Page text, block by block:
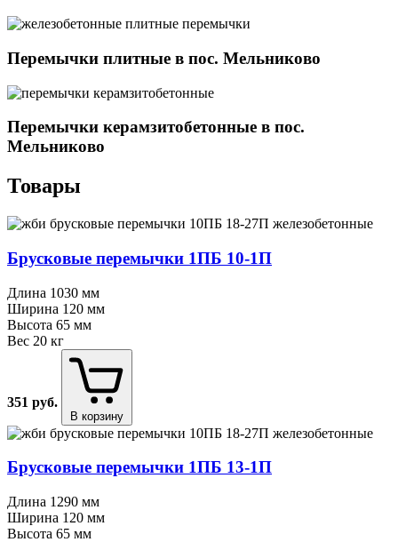
Перемычки плитные в пос. Мельниково
Перемычки керамзитобетонные в пос.
Мельниково
Товары
Брусковые перемычки 1ПБ 10⁠-⁠1П
Длина 1030 мм
Ширина 120 мм
Высота 65 мм
Вес 20 кг
351 руб.
В корзину
Брусковые перемычки 1ПБ 13⁠-⁠1П
Длина 1290 мм
Ширина 120 мм
Высота 65 мм